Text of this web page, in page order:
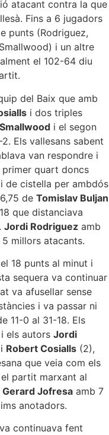
atacant contra la que
Fins a 6 jugadors
punts (Rodriguez,
i un altre
el 102-64 diu
del Baix que amb
i dos triples
i el segon
Els vallesans sabent
van respondre i
quart doncs
de cistella per ambdós
de Tomislav Buljan
que distanciava
. Jordi Rodriguez amb
5 millors atacants.
18 punts al minut i
sequera va continuar
va afusellar sense
i va passar ni
11-0 al 31-18. Els
els autors Jordi
Robert Cosialls (2),
que veia com els
partit marxant al
Gerard Jofresa amb 7
anotadors.
continuava fent